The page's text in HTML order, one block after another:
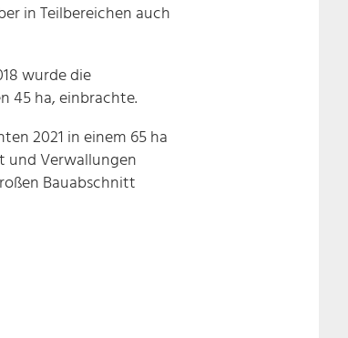
in Teilbereichen auch
wurde die
45 ha, einbrachte.
2021 in einem 65 ha
und Verwallungen
Bauabschnitt